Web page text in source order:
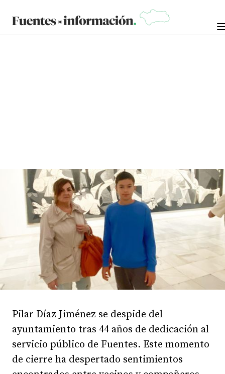
2025
Pilar Díaz Jiménez se despide del
ayuntamiento tras 44 años de dedicación al
servicio público de Fuentes. Este momento
de cierre ha despertado sentimientos